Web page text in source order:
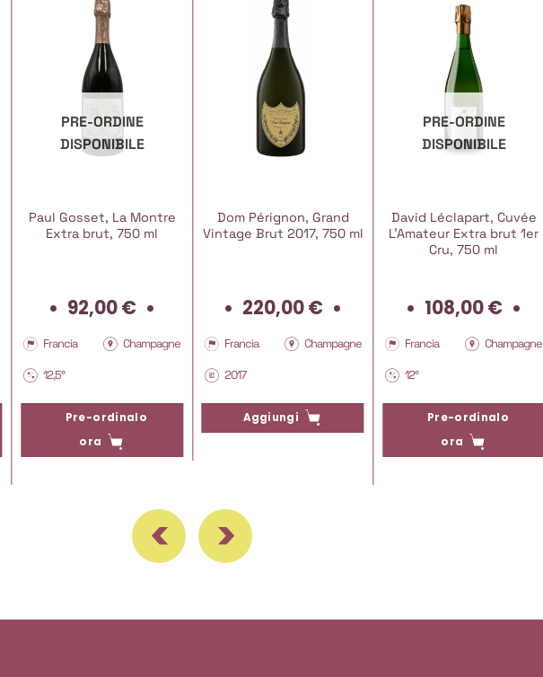
PRE-ORDINE
DISPONIBILE
Paul Gosset, La Montre
Extra brut, 750 ml
92,00€
Francia Champagne
12,5°
Pre-ordinalo
ora
Dom Pérignon, Grand
Vintage Brut 2017, 750 ml
220,00€
Francia Champagne
2017
Aggiungi
PRE-ORDINE
DISPONIBILE
David Léclapart, Cuvée
L’Amateur Extra brut 1er
Cru, 750 ml
108,00€
Francia Champagne
12°
Pre-ordinalo
ora